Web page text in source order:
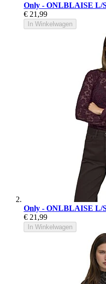
Only - ONLBLAISE L/
€ 21,99
In Winkelwagen
Only - ONLBLAISE L/
€ 21,99
In Winkelwagen